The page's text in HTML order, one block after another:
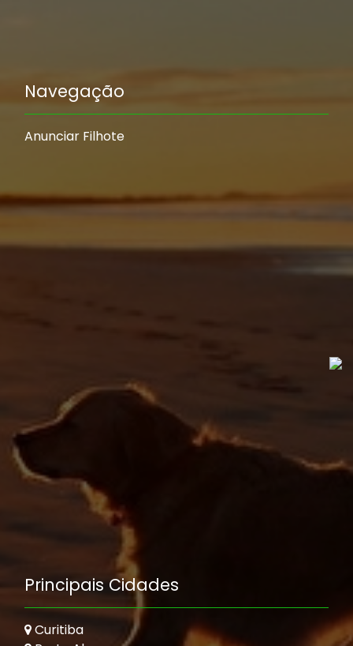
Navegação
Anunciar Filhote
Principais Cidades
Curitiba